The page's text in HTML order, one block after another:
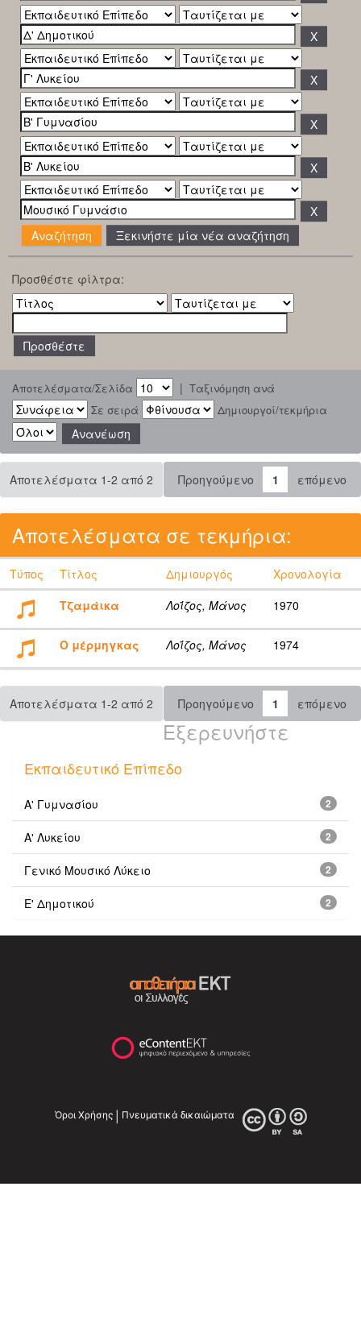
Ξεκινήστε μία νέα αναζήτηση
Προσθέστε φίλτρα:
Αποτελέσματα/Σελίδα | Ταξινόμηση ανά
Σε σειρά
Δημιουργοί/τεκμήρια
Αποτελέσματα 1-2 από 2 Προηγούμενο 1 επόμενο
Αποτελέσματα σε τεκμήρια:
Τύπος Τίτλος Δημιουργός
Χρονολογία
Τζαμάικα
Λοΐζος, Μάνος 1970
Ο μέρμηγκας Λοΐζος, Μάνος 1974
Αποτελέσματα 1-2 από 2 Προηγούμενο 1 επόμενο
Εξερευνήστε
Εκπαιδευτικό Επίπεδο
2
Α' Γυμνασίου
2
Α' Λυκείου
2
Γενικό Μουσικό Λύκειο
2
Ε' Δημοτικού